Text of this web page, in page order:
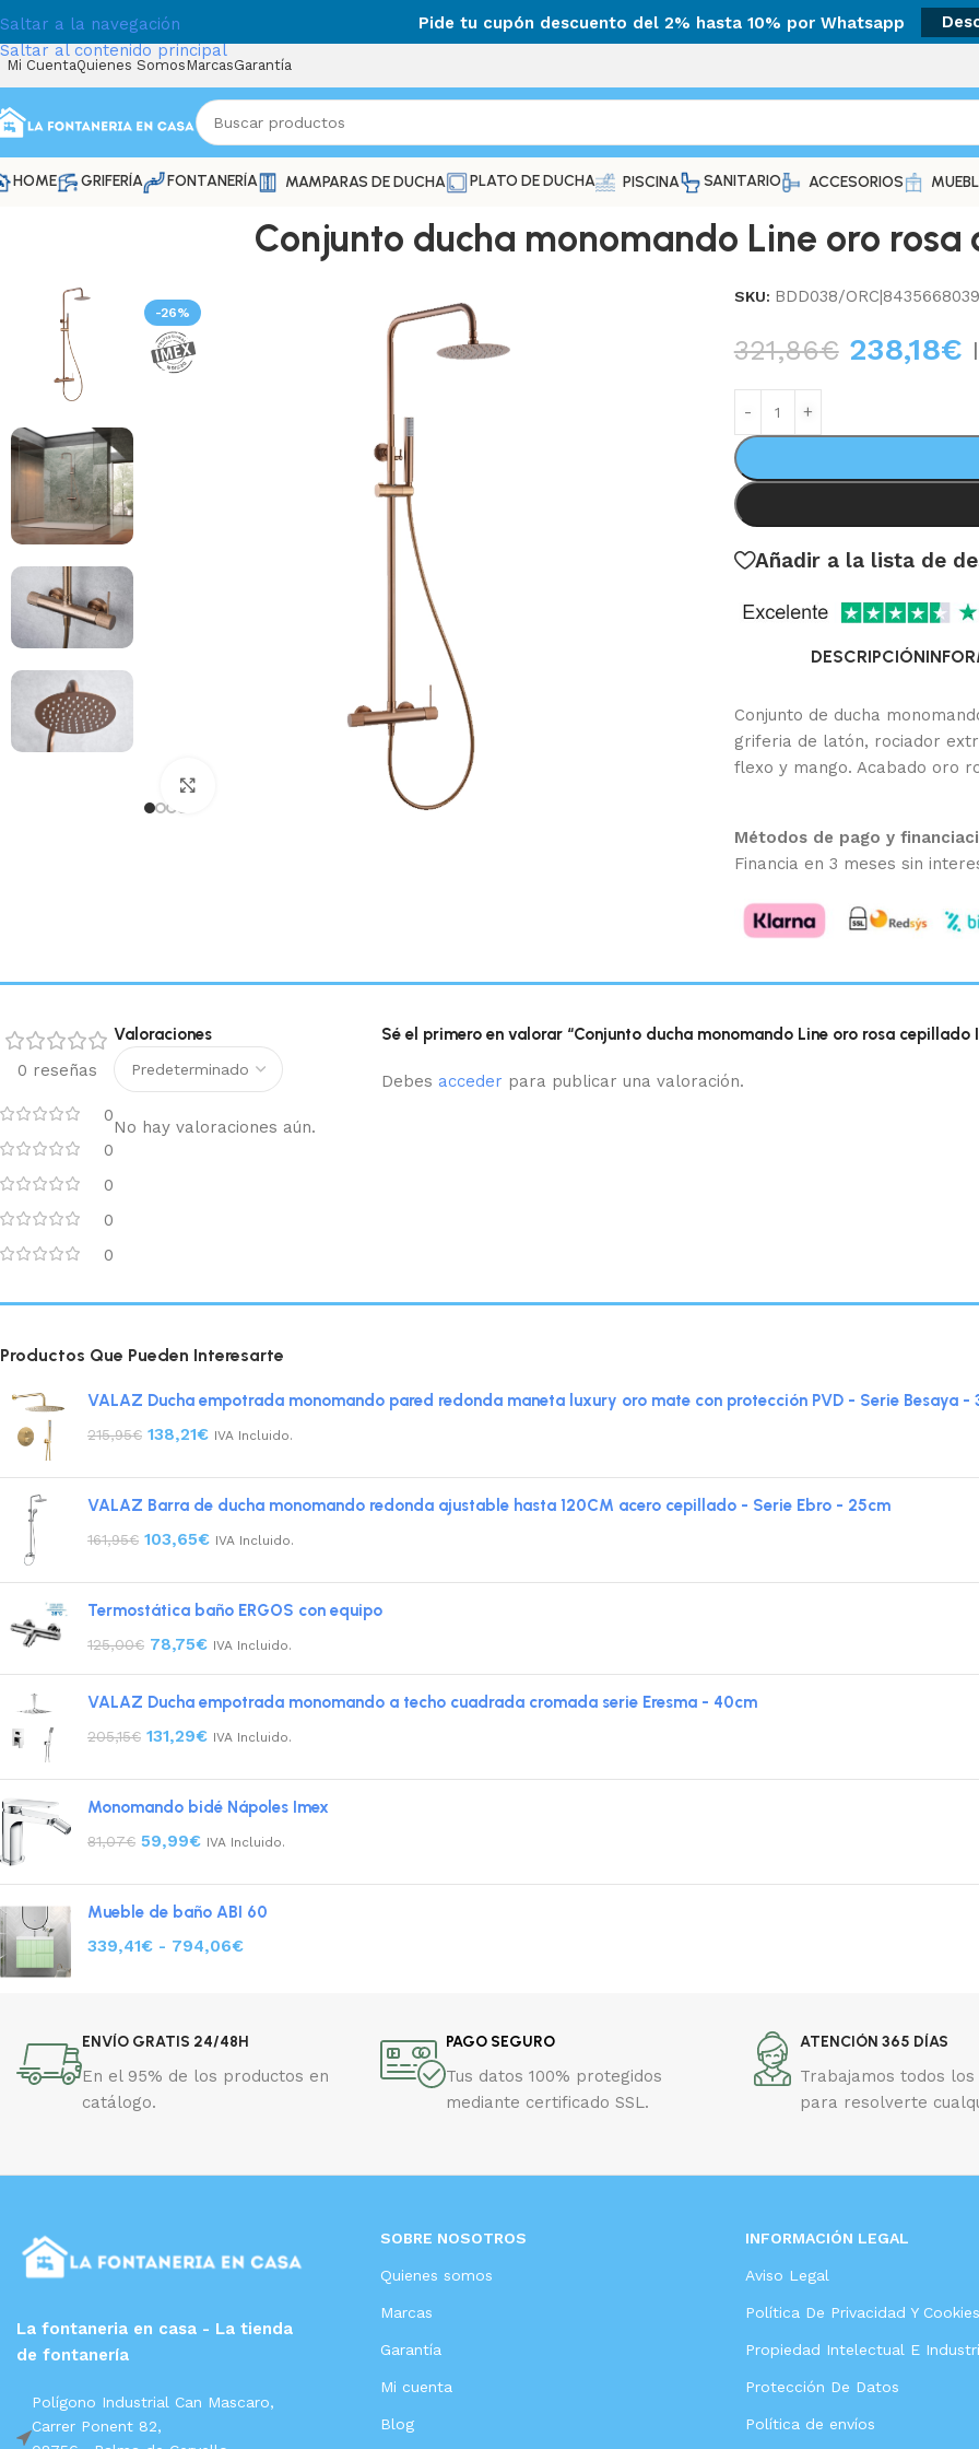
Saltar a la navegación
Saltar al contenido principal
Pide tu cupón descuento del 2% hasta 10% por Whatsapp
Mi CuentaQuienes Somos MarcasGarantía
HOME GRIFERÍA FONTANERÍA MAMPARAS DE DUCHA PLATO DE DUCHA PISCINA SANITARIO ACCESORIOS
Conjunto ducha monomando Line oro rosa
-26%
SKU: BDD038/
321,86€ 238,18€
Añadir a la lista de
DESCRIPCIÓN
Conjunto de ducha
griferia de latón, rociador
flexo y mango. Acabado oro
Métodos de pago y
Financia en 3 meses sin
0 reseñas
0
0
0
0
0
Valoraciones
No hay valoraciones aún.
Sé el primero en valorar “Conjunto ducha monomando Line oro rosa cepillado
Debes acceder para publicar una valoración.
Productos Que Pueden Interesarte
VALAZ Ducha empotrada monomando pared redonda maneta luxury oro mate con protección PVD - Serie Besaya -
215,95€ 138,21€ IVA Incluido.
VALAZ Barra de ducha monomando redonda ajustable hasta 120CM acero cepillado - Serie Ebro - 25cm
161,95€ 103,65€ IVA Incluido.
Termostática baño ERGOS con equipo
125,00€ 78,75€ IVA Incluido.
VALAZ Ducha empotrada monomando a techo cuadrada cromada serie Eresma - 40cm
205,15€ 131,29€ IVA Incluido.
Monomando bidé Nápoles Imex
81,07€ 59,99€ IVA Incluido.
Mueble de baño ABI 60
339,41€ - 794,06€
ENVÍO GRATIS 24/48H
En el 95% de los productos en
catálogo.
PAGO SEGURO
Tus datos 100% protegidos
mediante certificado SSL.
ATENCIÓN 365 DÍAS
Trabajamos todos
para resolverte
La fontaneria en casa - La tienda
de fontanería
Polígono Industrial Can Mascaro,
Carrer Ponent 82,
SOBRE NOSOTROS
Quienes somos
Marcas
Garantía
Mi cuenta
Blog
INFORMACIÓN LEGAL
Aviso Legal
Política De Privacidad Y Cookies
Propiedad Intelectual E
Protección De Datos
Política de envíos